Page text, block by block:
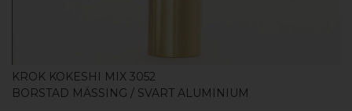
KROK KOKESHI MIX 3052
BORSTAD MÄSSING / SVART ALUMINIUM